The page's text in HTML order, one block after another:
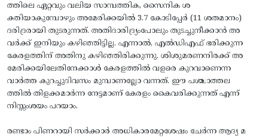
ത്തിലെ ഏറ്റവും വലിയ സാമ്പത്തിക, സൈനിക ശ
ക്തിയാകുമ്പോഴും അമേരിക്കയിൽ 3.7 കോടിപ്പേർ (11 ശതമാനം)
ദരിദ്രരായി തുടരുന്നത്. അതിദാരിദ്ര്യംപോലും തുടച്ചുനീക്കാൻ അ
വർക്ക് ഇനിയും കഴിഞ്ഞിട്ടില്ല. എന്നാൽ, എൽഡിഎഫ് ഭരിക്കുന്ന
കേരളത്തിന് അതിനു കഴിഞ്ഞിരിക്കുന്നു. ശിശുമരണനിരക്ക്‌ അ
മേരിക്കയിലേതിനേക്കാൾ കേരളത്തിൽ വളരെ കുറവാണെന്ന
വാർത്ത കുറച്ചുദിവസം മുമ്പാണല്ലോ വന്നത്. ഈ പശ്ചാത്തല
ത്തിൽ തിളക്കമാർന്ന നേട്ടമാണ് കേരളം കൈവരിക്കുന്നത് എന്ന്
നിസ്സംശയം പറയാം.
രണ്ടാം പിണറായി സർക്കാർ അധികാരമേറ്റശേഷം ചേർന്ന ആദ്യ മ